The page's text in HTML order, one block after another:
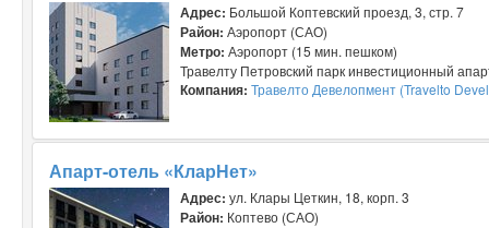
Адрес: Большой Коптевский проезд, 3, стр. 7
Район: Аэропорт (САО)
Метро: Аэропорт (15 мин. пешком)
Травелту Петровский парк инвестиционный
Компания: Травелто Девелопмент (Travelto
Апарт-отель «КларНет»
Адрес: ул. Клары Цеткин, 18, корп. 3
Район: Коптево (САО)